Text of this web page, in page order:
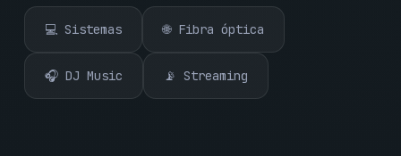
💻 Sistemas 🌐 Fibra óptica
🎧 DJ Music 📡 Streaming